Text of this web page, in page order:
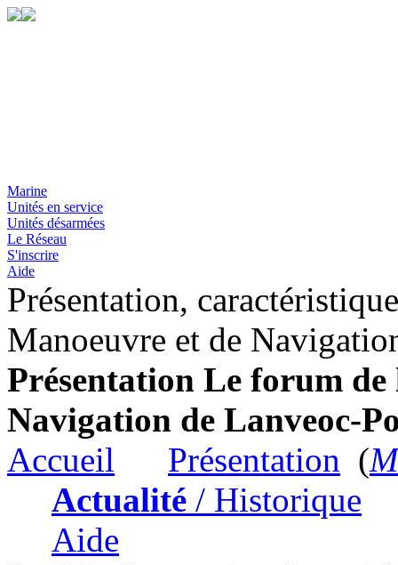
Marine
Unités en service
Unités désarmées
Le Réseau
S'inscrire
Aide
Présentation,
Manoeuvre et de
Présentation Le forum
Navigation de Lanveoc-
Accueil
Présentation (
Actualité / Historique
Aide